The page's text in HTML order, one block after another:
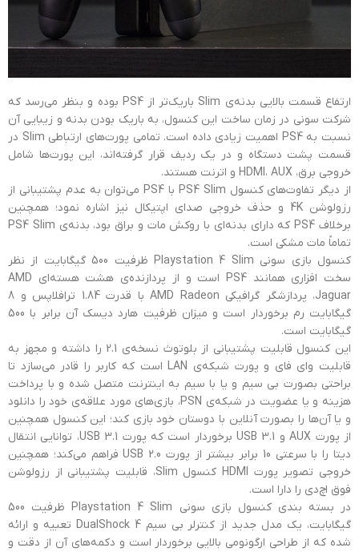
ارتفاع قسمت بالایی بدنه‌ی Slim باریک‌تر از PS4 بوده و بنظر می‌رسد که
شرکت سونی در زمان ساخت این کنسول، به باریک بودن بدنه و زیبایی آن
نسبت به PS4 اهمیت زیادی داده است. تمامی پورت‌های ارتباطی Slim در
قسمت پشت دستگاه و در یک ردیف قرار گرفته‌اند، این پورت‌ها شامل
خروجی برق، HDMI، AUX و اترنت هستند.
از دیگر تفاوت‌های کنسول PS4 Slim با PS4 می‌توان به عدم پشتیبانی از
رزولوشن 4K و حذف خروجی صدای اپتیکال نیز اشاره نمود؛ همچنین
برخلاف PS4 که دارای بدنه‌ای با روکش مات و براق بود، بدنه‌ی PS4 Slim
تماماً مات مشکی است.
کنسول بازی سونی Playstation 4 Slim ظرفیت 500 گیگابایت از نظر
سخت افزاری همانند PS4 است و از پردازنده‌ی هشت هسته‌ای AMD
Jaguar، پردازشگر گرافیکی AMD Radeon با قدرت 1.84 ترافلاپس و 8
گیگابایت رم برخوردار است و میزان ظرفیت هارد دیسک آن برابر با 500
گیگابایت است.
این کنسول قابلیت پشتیبانی از بلوتوث نسخه‌ی 2.1 را داشته و مجهز به
قابلیت وای فای و پورت شبکه‌ی LAN است که کاربر را قادر می‌سازد تا
براحتی بصورت بی سیم و یا با سیم به اینترنت متصل شده و با پرداخت
هزینه و یا عضویت در شبکه‌ی PSN، بازی‌های مورد علاقه‌ی خود را دانلود
و یا آن‌ها را بصورت آنلاین با دوستان خود بازی کند؛ این کنسول همچنین
از پورت AUX و USB 3.1 برخوردار است که پورت USB 3.1، توانایی انتقال
دیتا را با سرعتی 10 برابر بیشتر از پورت USB 2.0 فراهم می‌کند؛ همچنین
خروجی تصویر پورت HDMI کنسول Slim، قابلیت پشتیبانی از رزولوشن
فوق اچ‌دی را دارا است.
در بسته بندی کنسول بازی سونی Playstation 4 Slim ظرفیت 500
گیگابایت، یک مدل جدید از کنترلر بی سیم DualShock 4 تعبیه و ارائه
شده که از طراحی ارگونومی بالایی برخوردار است و دکمه‌های آن از دقت و